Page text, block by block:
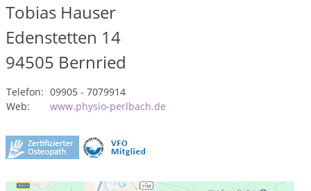
Tobias Hauser
Edenstetten 14
94505 Bernried
Telefon: 09905 - 7079914
Web:
www.physio-perlbach.de